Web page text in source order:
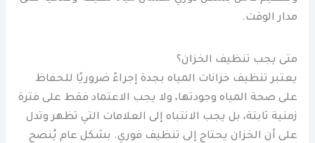
مدار الوقت.
متى يجب تنظيف الخزان؟
يعتبر تنظيف خزانات المياه بجدة إجراءً ضروريًا للحفاظ
على صحة المياه وجودتها، ولا يجب الاعتماد فقط على فترة
زمنية ثابتة، بل يجب الانتباه إلى العلامات التي تظهر وتدل
على أن الخزان يحتاج إلى تنظيف فوري. بشكل عام يُنصح